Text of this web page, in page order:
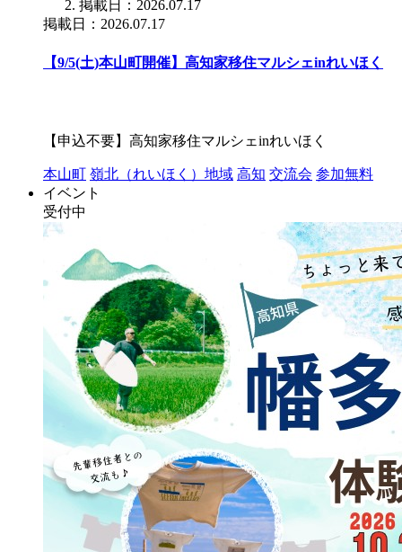
掲載日：2026.07.17
掲載日：2026.07.17
【9/5(土)本山町開催】高知家移住マルシェinれいほく
【申込不要】高知家移住マルシェinれいほく
本山町 嶺北（れいほく）地域 高知 交流会 参加無料
イベント
受付中